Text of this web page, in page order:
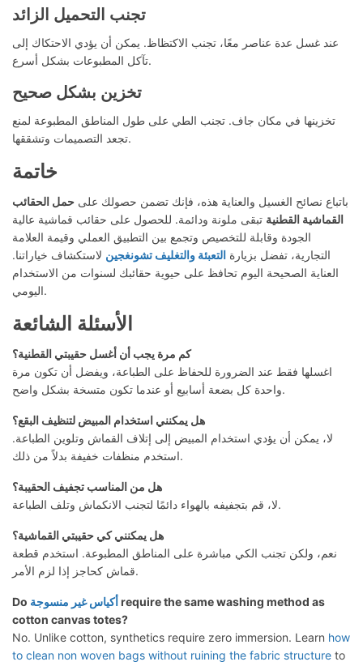
تجنب التحميل الزائد
عند غسل عدة عناصر معًا، تجنب الاكتظاظ. يمكن أن يؤدي الاحتكاك إلى
تآكل المطبوعات بشكل أسرع.
تخزين بشكل صحيح
تخزينها في مكان جاف. تجنب الطي على طول المناطق المطبوعة لمنع
تجعد التصميمات وتشققها.
خاتمة
باتباع نصائح الغسيل والعناية هذه، فإنك تضمن حصولك على حمل الحقائب
القماشية القطنية تبقى ملونة ودائمة. للحصول على حقائب قماشية عالية
الجودة وقابلة للتخصيص وتجمع بين التطبيق العملي وقيمة العلامة
التجارية، تفضل بزيارة التعبئة والتغليف تشونغجين لاستكشاف خياراتنا.
العناية الصحيحة اليوم تحافظ على حيوية حقائبك لسنوات من الاستخدام
اليومي.
الأسئلة الشائعة
كم مرة يجب أن أغسل حقيبتي القطنية؟
اغسلها فقط عند الضرورة للحفاظ على الطباعة، ويفضل أن تكون مرة
واحدة كل بضعة أسابيع أو عندما تكون متسخة بشكل واضح.
هل يمكنني استخدام المبيض لتنظيف البقع؟
لا، يمكن أن يؤدي استخدام المبيض إلى إتلاف القماش وتلوين الطباعة.
استخدم منظفات خفيفة بدلاً من ذلك.
هل من المناسب تجفيف الحقيبة؟
لا، قم بتجفيفه بالهواء دائمًا لتجنب الانكماش وتلف الطباعة.
هل يمكنني كي حقيبتي القماشية؟
نعم، ولكن تجنب الكي مباشرة على المناطق المطبوعة. استخدم قطعة
قماش كحاجز إذا لزم الأمر.
Do أكياس غير منسوجةrequire the same washing method as
cotton canvas totes?
No. Unlike cotton, synthetics require zero immersion. Learn how
to clean non woven bags without ruining the fabric structure to